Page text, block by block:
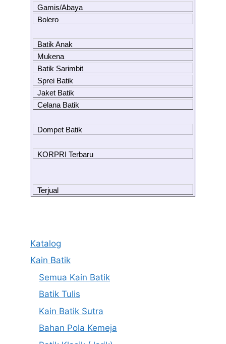
Gamis/Abaya
Bolero
Batik Anak
Mukena
Batik Sarimbit
Sprei Batik
Jaket Batik
Celana Batik
Dompet Batik
KORPRI Terbaru
Terjual
Katalog
Kain Batik
Semua Kain Batik
Batik Tulis
Kain Batik Sutra
Bahan Pola Kemeja